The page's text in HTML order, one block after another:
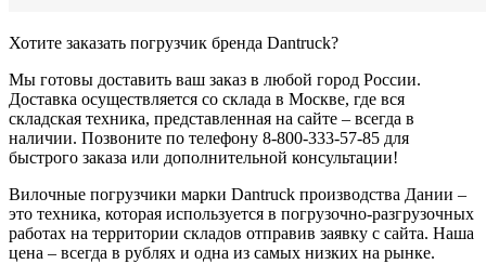
Хотите заказать погрузчик бренда Dantruck?
Мы готовы доставить ваш заказ в любой город России.
Доставка осуществляется со склада в Москве, где вся
складская техника, представленная на сайте – всегда в
наличии. Позвоните по телефону 8-800-333-57-85 для
быстрого заказа или дополнительной консультации!
Вилочные погрузчики марки Dantruck производства Дании –
это техника, которая используется в погрузочно-разгрузочных
работах на территории складов отправив заявку с сайта. Наша
цена – всегда в рублях и одна из самых низких на рынке.